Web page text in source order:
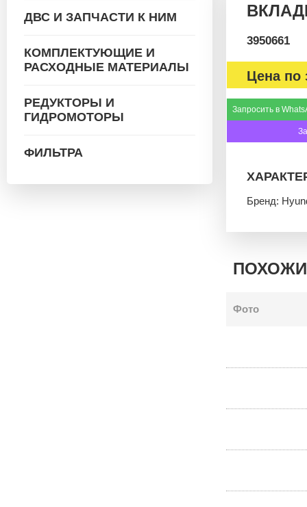
ДВС И ЗАПЧАСТИ К НИМ
КОМПЛЕКТУЮЩИЕ И
РАСХОДНЫЕ МАТЕРИАЛЫ
РЕДУКТОРЫ И
ГИДРОМОТОРЫ
ФИЛЬТРА
3950661
Цена по
Запросить в
Бренд:
Фото